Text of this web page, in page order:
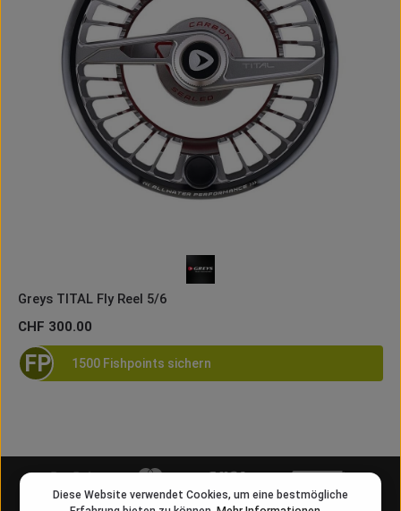
Greys TITAL Fly Reel 5/6
Regulärer Preis:
CHF 300.00
FP 1500 Fishpoints sichern
Diese Website verwendet Cookies, um eine bestmögliche